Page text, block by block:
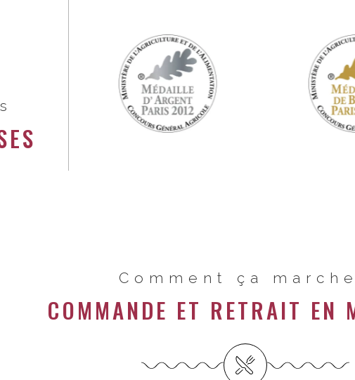
Comment ça
COMMANDE ET RETRAIT EN